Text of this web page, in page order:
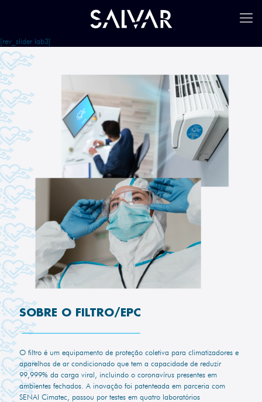
[rev_slider lab3]
SOBRE O FILTRO/EPC
O filtro é um equipamento de proteção coletiva para climatizadores e
aparelhos de ar condicionado que tem a capacidade de reduzir
99,999% da carga viral, incluindo o coronavírus presentes em
ambientes fechados. A inovação foi patenteada em parceria com
SENAI Cimatec, passou por testes em quatro laboratórios